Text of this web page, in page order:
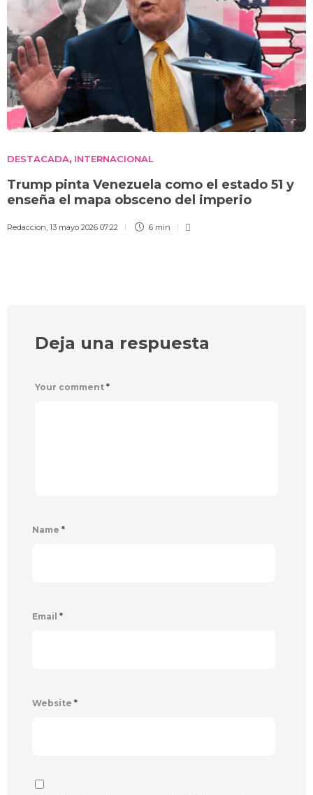
DESTACADA, INTERNACIONAL
Trump pinta Venezuela como el estado 51 y
enseña el mapa obsceno del imperio
Redaccion, 13 mayo 2026 07:22 6 min
Deja una respuesta
Your comment *
Name *
Email *
Website *